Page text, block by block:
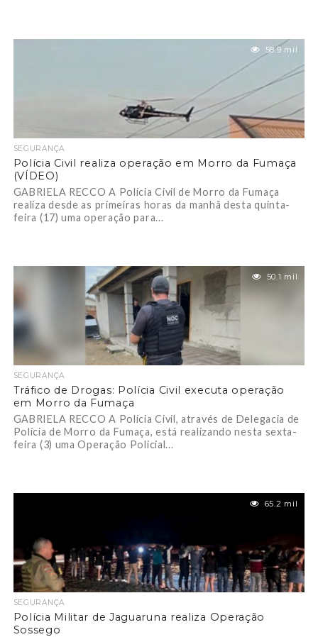
58.9 mil
SEGURANÇA
Polícia Civil realiza operação em Morro da Fumaça
(VÍDEO)
GABRIELA RECCO A Polícia Civil de Morro da Fumaça
realiza desde as primeiras horas da manhã desta quinta-
feira (17) uma operação para...
50.1 mil
SEGURANÇA
Tráfico de Drogas: Polícia Civil executa operação
em Morro da Fumaça
GABRIELA RECCO A Polícia Civil, através de Delegacia de
Polícia de Morro da Fumaça, está realizando nesta sexta-
feira (3) uma Operação Policial...
65.2 mil
SEGURANÇA
Polícia Militar de Jaguaruna realiza Operação
Sossego